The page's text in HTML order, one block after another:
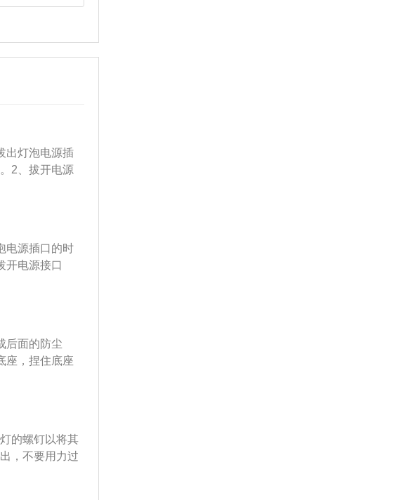
出灯泡电源插
2、拔开电源
也有车型配备
丝卡簧，待
的固定卡位,
:捏住钢丝卡簧
水盖时，要
完成更换。
电源插口的时
开电源接口
车型配备的是
卡簧，待灯泡
定卡位，灯
捏住钢丝卡簧
防水盖时，要
后面的防尘
座，捏住底座
车上即可。在
的即可。将灯
插口接线弄松
的螺钉以将其
，不要用力过
期开裂，因为